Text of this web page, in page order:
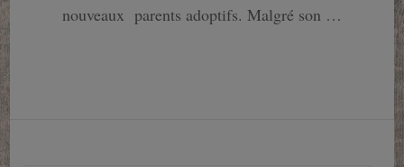
nouveaux parents adoptifs. Malgré son …